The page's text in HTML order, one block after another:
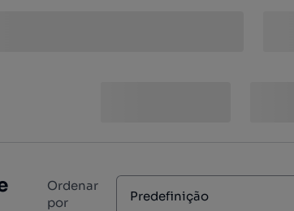
Ordenar
por
Predefinição